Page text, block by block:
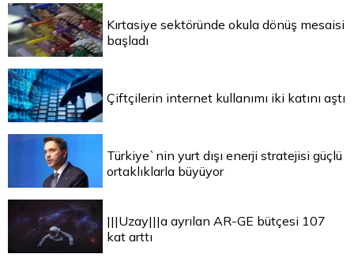
Kırtasiye sektöründe okula dönüş mesaisi
başladı
Çiftçilerin internet kullanımı iki katını aştı
Türkiye`nin yurt dışı enerji stratejisi güçlü
ortaklıklarla büyüyor
|||Uzay|||a ayrılan AR-GE bütçesi 107
kat arttı